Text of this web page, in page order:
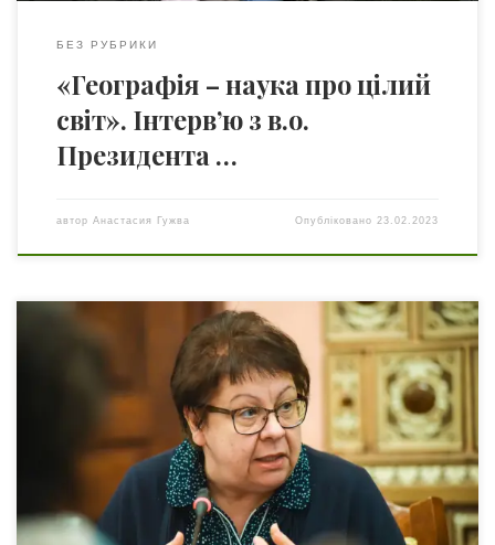
БЕЗ РУБРИКИ
«Географія – наука про цілий
світ». Інтерв’ю з в.о.
Президента …
автор Анастасия Гужва Опубліковано 23.02.2023
Вашій увазі інтерв’ю із добрим другом нашого журналу
професоркою Людмилою Олександрівною Филипович.
Науковиця розповіла про цікаве життя релігієзнавця,
про роль релігії у безпеці людини і спільноти, та про
виклики, які сьогодні під час війни стоять перед всіма
віруючими людьми. Дану статтю можна прочитати
російською мовою. Людмила Филипович –
релігієзнавиця, докторка […]